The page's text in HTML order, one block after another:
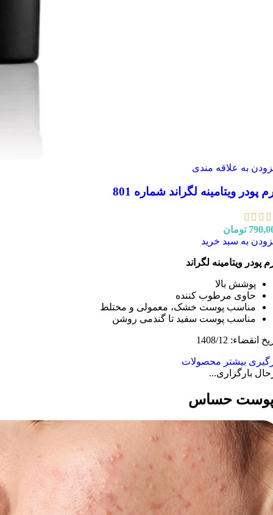
به علاقه مندی
پودر ویتامینه لگراند شماره 801
تومان
به سبد خرید
پودر ویتامینه لگراند
پوشش بالا
حاوی مرطوب کننده
مناسب پوست خشک، معمولی و مختلط
مناسب پوست سفید تا گندمی روشن
انقضاء: 1408/12
بیشتر محصولات
بارگزاری...
حساس